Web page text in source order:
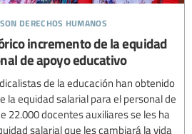
derechos humanos
incremento de la equidad
de apoyo educativo
de la educación han obtenido
la equidad salarial para el personal de
22.000 docentes auxiliares se les ha
salarial que les cambiará la vida